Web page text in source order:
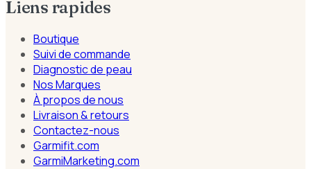
Liens rapides
Boutique
Suivi de commande
Diagnostic de peau
Nos Marques
À propos de nous
Livraison & retours
Contactez-nous
Garmifit.com
GarmiMarketing.com